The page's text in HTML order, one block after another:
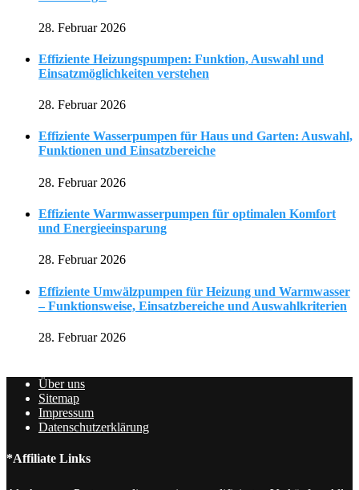
28. Februar 2026
Effiziente Heizungspumpen: Funktion, Auswahl und
Einsatzmöglichkeiten verstehen
28. Februar 2026
Effiziente Wasserpumpen für Haus und Garten: Auswahl,
Funktionen und Einsatzbereiche
28. Februar 2026
Effiziente Warmwasserpumpen für optimalen Komfort
und Energieeinsparung
28. Februar 2026
Effiziente Umwälzpumpen für Heizung und Warmwasser
– Funktionsweise, Einsatzbereiche und Auswahlkriterien
28. Februar 2026
Über uns
Sitemap
Impressum
Datenschutzerklärung
*Affiliate Links